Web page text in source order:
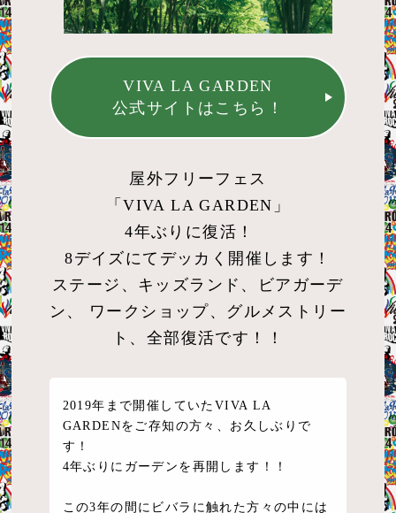
VIVA LA GARDEN
公式サイトはこちら！
屋外フリーフェス
「VIVA LA GARDEN」
4年ぶりに復活！
8デイズにてデッカく開催します！
ステージ、キッズランド、ビアガーデ
ン、
ワークショップ、グルメストリー
ト、全部復活です！！
2019年まで開催していたVIVA LA
GARDENをご存知の方々、お久しぶりで
す！
4年ぶりにガーデンを再開します！！
この3年の間にビバラに触れた方々の中には